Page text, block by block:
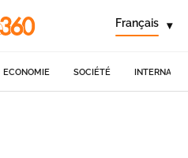
Français ▾
ECONOMIE SOCIÉTÉ